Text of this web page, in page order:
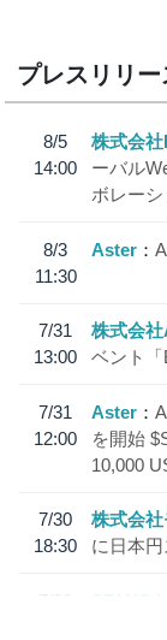
プレスリリー
8/5
14:00
株式会
ーバル
ボレー
8/3
11:30
Aster
7/31
13:00
株式会
ベント
7/31
12:00
Aster
を開始
10,000
7/30
18:30
株式会社
に日本
7/29
SBI VC